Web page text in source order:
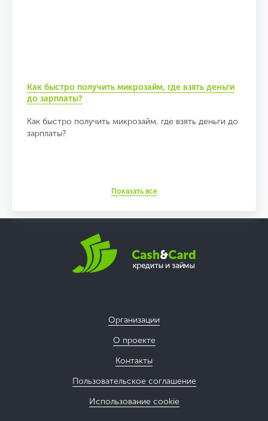
Как быстро получить микрозайм, где взять деньги
до зарплаты?
Как быстро получить микрозайм, где взять деньги до
зарплаты?
Показать все
Организации
О проекте
Контакты
Пользовательское соглашение
Использование cookie